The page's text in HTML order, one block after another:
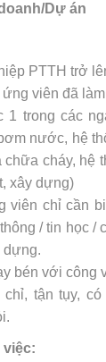
Dự án
PTTH trở
viên đã
1 trong các
nước, hệ
chữa cháy, hệ
xây dựng)
viên chỉ cần
/ tin học /
dựng.
bén với công
chỉ, tận tụy,
việc: